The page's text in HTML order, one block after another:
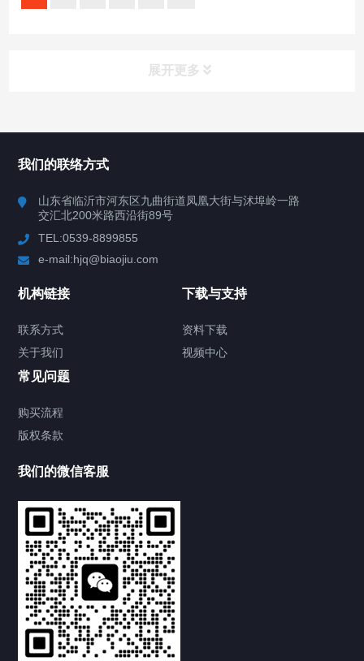
展开更多
提交您的需求，免费获取产品资料
--亦可拨打我们的24小时服务咨询热线--
我们的联络方式
山东省临沂市河东区九曲街道凤凰大街与沭埠岭一路
交汇北200米路西沿街89号
TEL:0539-8899855
e-mail:hjq@biaojiu.com
机构链接
联系方式
关于我们
下载与支持
资料下载
视频中心
常见问题
购买流程
版权条款
我们的微信客服